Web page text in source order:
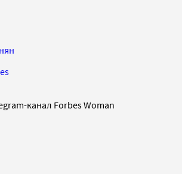
канал Forbes Woman